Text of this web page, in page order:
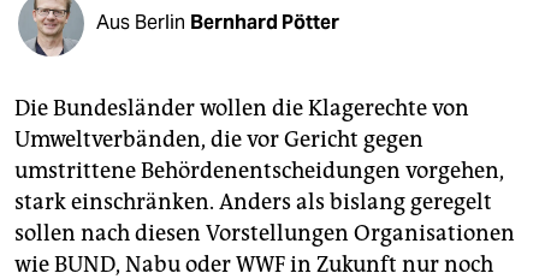
shop
fragen & hilfe
unterstützen
abo
genossenschaft
epaper login
Aus Berlin Bernhard Pötter
Die Bundesländer wollen die Klagerechte von
Umweltverbänden, die vor Gericht gegen
umstrittene Behördenentscheidungen vorgehen,
stark einschränken. Anders als bislang geregelt
sollen nach diesen Vorstellungen Organisationen
wie BUND, Nabu oder WWF in Zukunft nur noch